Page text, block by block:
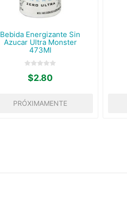
Bebida Energizante Sin
Azucar Ultra Monster
473Ml
$2.80
PRÓXIMAMENTE